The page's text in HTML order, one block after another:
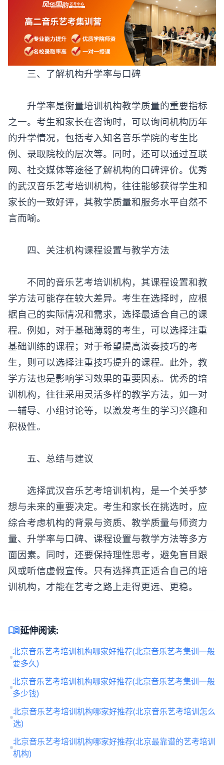
‌三、了解机构升学率与口碑‌
升学率是衡量培训机构教学质量的重要指标
之一。考生和家长在咨询时，可以询问机构历年
的升学情况，包括考入知名音乐学院的考生比
例、录取院校的层次等。同时，还可以通过互联
网、社交媒体等途径了解机构的口碑评价。优秀
的武汉音乐艺考培训机构，往往能够获得学生和
家长的一致好评，其教学质量和服务水平自然不
言而喻。
‌四、关注机构课程设置与教学方法‌
不同的音乐艺考培训机构，其课程设置和教
学方法可能存在较大差异。考生在选择时，应根
据自己的实际情况和需求，选择最适合自己的课
程。例如，对于基础薄弱的考生，可以选择注重
基础训练的课程；对于希望提高演奏技巧的考
生，则可以选择注重技巧提升的课程。此外，教
学方法也是影响学习效果的重要因素。优秀的培
训机构，往往采用灵活多样的教学方法，如一对
一辅导、小组讨论等，以激发考生的学习兴趣和
积极性。
‌五、总结与建议‌
选择武汉音乐艺考培训机构，是一个关乎梦
想与未来的重要决定。考生和家长在挑选时，应
综合考虑机构的背景与资质、教学质量与师资力
量、升学率与口碑、课程设置与教学方法等多方
面因素。同时，还要保持理性思考，避免盲目跟
风或听信虚假宣传。只有选择真正适合自己的培
训机构，才能在艺考之路上走得更远、更稳。
menu_book延伸阅读:
北京音乐艺考培训机构哪家好推荐(北京音乐艺考集训一般
要多久)
北京音乐艺考培训机构哪家好推荐(北京音乐艺考集训一般
多少钱)
北京音乐艺考培训机构哪家好推荐(北京音乐艺考培训怎么
选)
北京音乐艺考培训机构哪家好推荐(北京最靠谱的艺考培训
机构)